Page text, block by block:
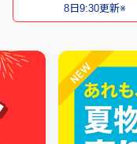
8日9:30更新※